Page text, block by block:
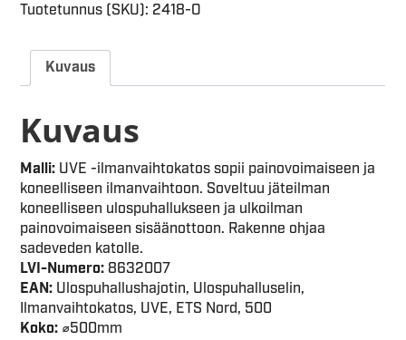
Tuotetunnus (SKU): 2418-O
Kuvaus
Kuvaus
Malli: UVE -ilmanvaihtokatos sopii painovoimaiseen ja
koneelliseen ilmanvaihtoon. Soveltuu jäteilman
koneelliseen ulospuhallukseen ja ulkoilman
painovoimaiseen sisäänottoon. Rakenne ohjaa
sadeveden katolle.
LVI-Numero: 8632007
EAN: Ulospuhallushajotin, Ulospuhalluselin,
Ilmanvaihtokatos, UVE, ETS Nord, 500
Koko: ⌀500mm